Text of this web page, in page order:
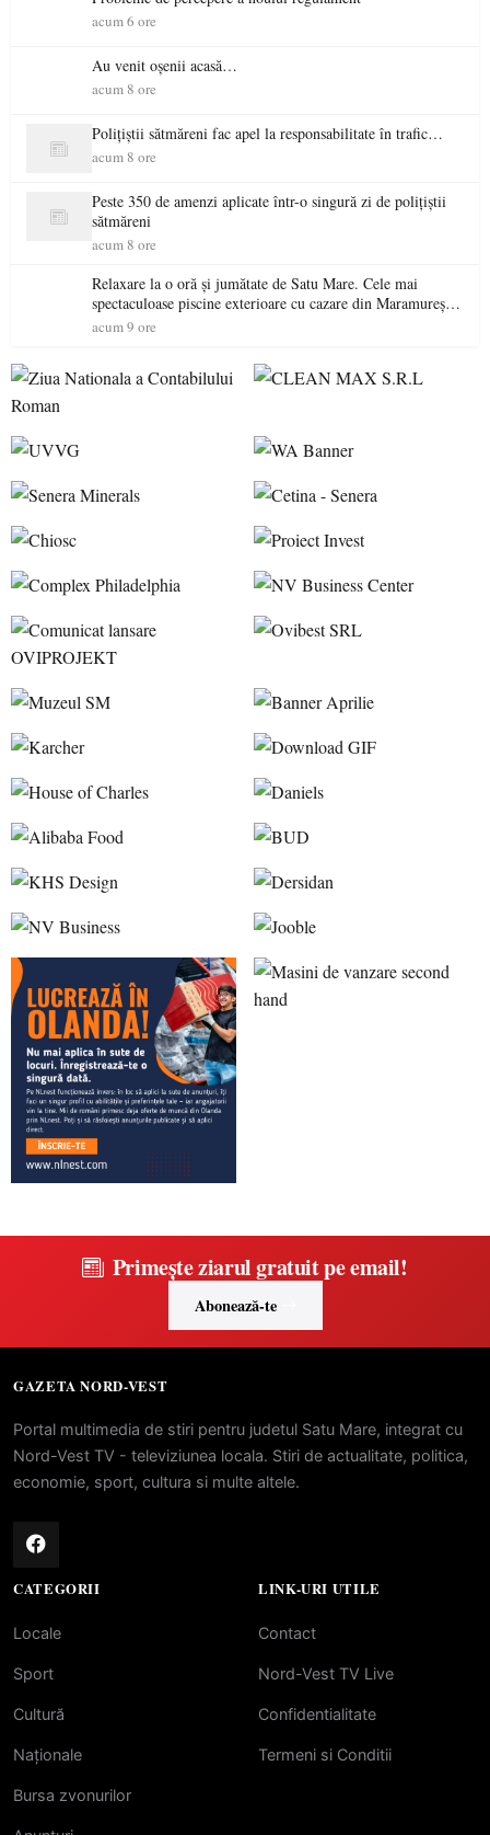
acum 6 ore
Au venit oșenii acasă…
acum 8 ore
Polițiștii sătmăreni fac apel la responsabilitate în trafic…
acum 8 ore
Peste 350 de amenzi aplicate într-o singură zi de polițiștii
sătmăreni
acum 8 ore
Relaxare la o oră și jumătate de Satu Mare. Cele mai
spectaculoase piscine exterioare cu cazare din Maramureș,
ideale pentru o escapadă de vară
acum 9 ore
Primește ziarul gratuit pe email!
Abonează-te
GAZETA NORD-VEST
Portal multimedia de stiri pentru judetul Satu Mare, integrat cu
Nord-Vest TV - televiziunea locala. Stiri de actualitate, politica,
economie, sport, cultura si multe altele.
CATEGORII
Locale
Sport
Cultură
Naționale
Bursa zvonurilor
LINK-URI UTILE
Contact
Nord-Vest TV Live
Confidentialitate
Termeni si Conditii